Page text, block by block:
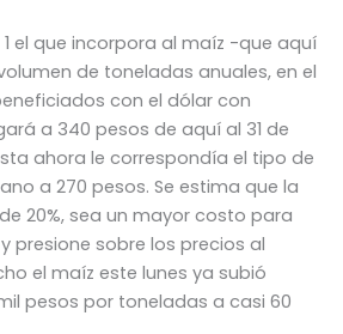
el que incorpora al maíz -que aquí
de toneladas anuales, en el
con el dólar con
a 340 pesos de aquí al 31 de
ahora le correspondía el tipo de
a 270 pesos. Se estima que la
20%, sea un mayor costo para
presione sobre los precios al
el maíz este lunes ya subió
pesos por toneladas a casi 60